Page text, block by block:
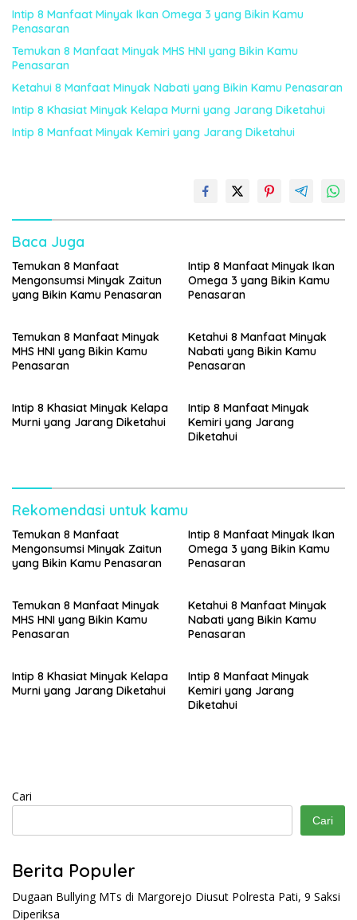
Intip 8 Manfaat Minyak Ikan Omega 3 yang Bikin Kamu
Penasaran
Temukan 8 Manfaat Minyak MHS HNI yang Bikin Kamu
Penasaran
Ketahui 8 Manfaat Minyak Nabati yang Bikin Kamu Penasaran
Intip 8 Khasiat Minyak Kelapa Murni yang Jarang Diketahui
Intip 8 Manfaat Minyak Kemiri yang Jarang Diketahui
Baca Juga
Temukan 8 Manfaat
Mengonsumsi Minyak Zaitun
yang Bikin Kamu Penasaran
Intip 8 Manfaat Minyak Ikan
Omega 3 yang Bikin Kamu
Penasaran
Temukan 8 Manfaat Minyak
MHS HNI yang Bikin Kamu
Penasaran
Ketahui 8 Manfaat Minyak
Nabati yang Bikin Kamu
Penasaran
Intip 8 Khasiat Minyak Kelapa
Murni yang Jarang Diketahui
Intip 8 Manfaat Minyak
Kemiri yang Jarang
Diketahui
Rekomendasi untuk kamu
Temukan 8 Manfaat
Mengonsumsi Minyak Zaitun
yang Bikin Kamu Penasaran
Intip 8 Manfaat Minyak Ikan
Omega 3 yang Bikin Kamu
Penasaran
Temukan 8 Manfaat Minyak
MHS HNI yang Bikin Kamu
Penasaran
Ketahui 8 Manfaat Minyak
Nabati yang Bikin Kamu
Penasaran
Intip 8 Khasiat Minyak Kelapa
Murni yang Jarang Diketahui
Intip 8 Manfaat Minyak
Kemiri yang Jarang
Diketahui
Cari
Cari
Berita Populer
Dugaan Bullying MTs di Margorejo Diusut Polresta Pati, 9 Saksi
Diperiksa